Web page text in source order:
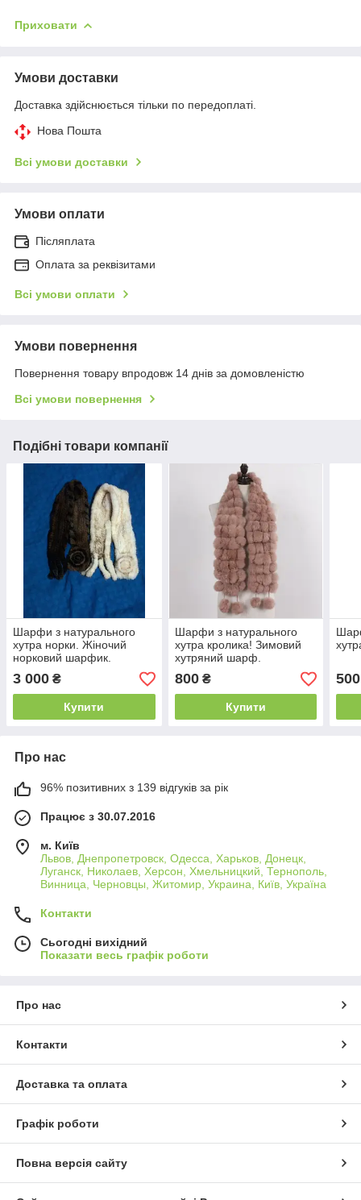
Приховати
Умови доставки
Доставка здійснюється тільки по передоплаті.
Нова Пошта
Всі умови доставки
Умови оплати
Післяплата
Оплата за реквізитами
Всі умови оплати
Умови повернення
Повернення товару впродовж 14 днів за домовленістю
Всі умови повернення
Подібні товари компанії
Шарфи з натурального
хутра норки. Жіночий
норковий шарфик.
3 000 ₴
Купити
Шарфи з натурального
хутра кролика! Зимовий
хутряний шарф.
800₴
Купити
500
Про нас
96% позитивних з 139 відгуків за рік
Працює з 30.07.2016
м. Київ
Львов, Днепропетровск, Одесса, Харьков, Донецк,
Луганск, Николаев, Херсон, Хмельницкий, Тернополь,
Винница, Черновцы, Житомир, Украина, Київ, Україна
Контакти
Сьогодні вихідний
Показати весь графік роботи
Про нас
Контакти
Доставка та оплата
Графік роботи
Повна версія сайту